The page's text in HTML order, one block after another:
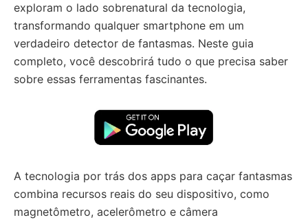
exploram o lado sobrenatural da tecnologia,
transformando qualquer smartphone em um
verdadeiro detector de fantasmas. Neste guia
completo, você descobrirá tudo o que precisa saber
sobre essas ferramentas fascinantes.
A tecnologia por trás dos apps para caçar fantasmas
combina recursos reais do seu dispositivo, como
magnetômetro, acelerômetro e câmera